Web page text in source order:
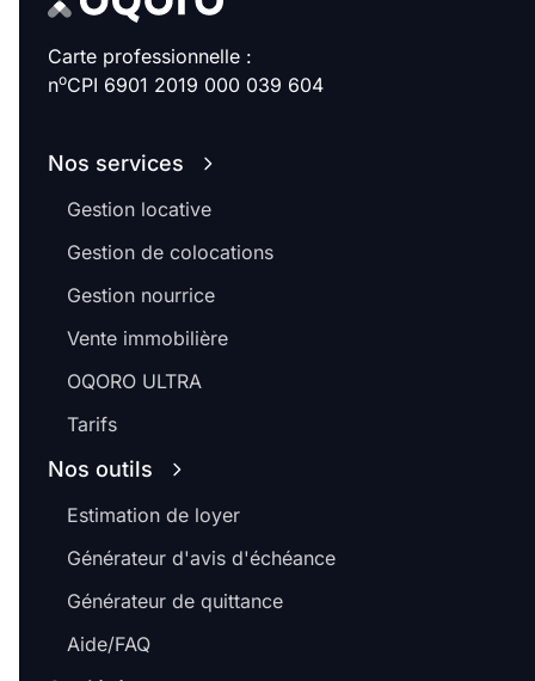
Carte professionnelle :
noCPI 6901 2019 000 039 604
Nos services
Gestion locative
Gestion de colocations
Gestion nourrice
Vente immobilière
OQORO ULTRA
Tarifs
Nos outils
Estimation de loyer
Générateur d'avis d'échéance
Générateur de quittance
Aide/FAQ